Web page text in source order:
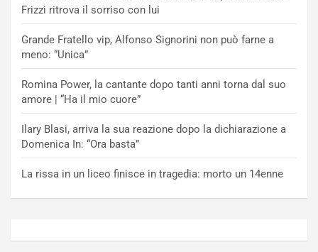
Frizzi ritrova il sorriso con lui
Grande Fratello vip, Alfonso Signorini non può farne a
meno: “Unica”
Romina Power, la cantante dopo tanti anni torna dal suo
amore | “Ha il mio cuore”
Ilary Blasi, arriva la sua reazione dopo la dichiarazione a
Domenica In: “Ora basta”
La rissa in un liceo finisce in tragedia: morto un 14enne